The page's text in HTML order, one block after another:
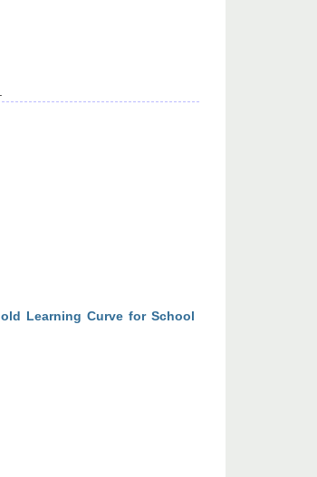
old Learning Curve for School